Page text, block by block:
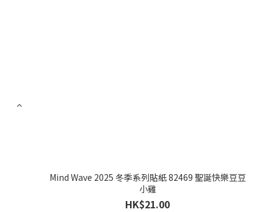
Mind Wave 2025 冬季系列貼紙 82469 聖誕快樂豆豆
小雞
HK$21.00